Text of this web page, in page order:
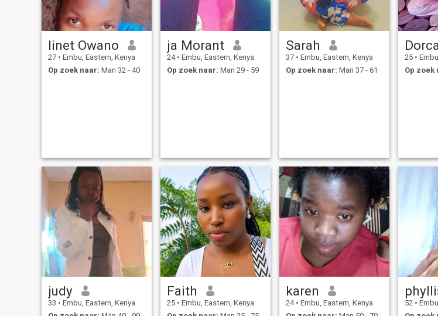
linet Owano
27 • Embu, Eastern, Kenya
Op zoek naar: Man 32 - 40
ja Morant
24 • Embu, Eastern, Kenya
Op zoek naar: Man 29 - 59
Sarah
37 • Embu, Eastern, Kenya
Op zoek naar: Man 37 - 61
25 •
Op zoek
judy
33 • Embu, Eastern, Kenya
Faith
25 • Embu, Eastern, Kenya
karen
24 • Embu, Eastern, Kenya
52 •